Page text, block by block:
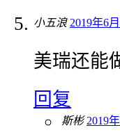
小五浪 2019年6
美瑞还能
回复
斯彬 2019